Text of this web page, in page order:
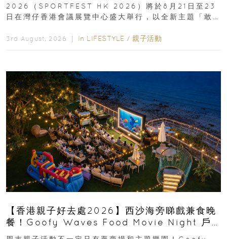
2026（SPORTFEST HK 2026）將於8月21日至23
日在灣仔香港會議展覽中心盛大舉行，以全新主題「敢
3rd August, 2026 ｜ In LIFESTYLE / 親子活動
【香港親子好去處2026】西沙海旁睇戲兼食晚
餐！Goofy Waves Food Movie Night 戶
外影院逢週末登場